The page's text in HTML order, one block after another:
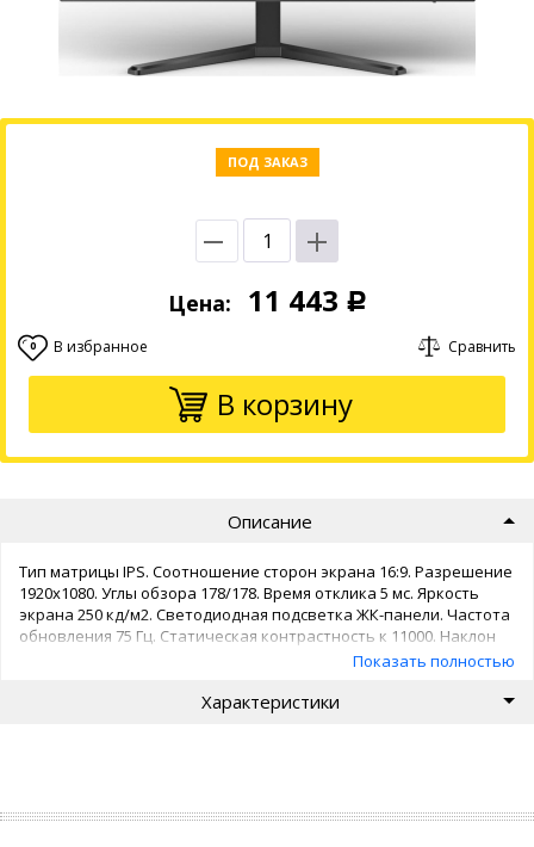
ПОД ЗАКАЗ
Цена: 11 443 Р
0 В избранное Сравнить
В корзину
Описание
Тип матрицы IPS. Соотношение сторон экрана 16:9. Разрешение
1920x1080. Углы обзора 178/178. Время отклика 5 мс. Яркость
экрана 250 кд/м2. Светодиодная подсветка ЖК-панели. Частота
обновления 75 Гц. Статическая контрастность к 11000. Наклон
экрана. Разъем HDMI Да. Количество разъемов HDMI 1. Версия
разъемов D-SUB 1. Тип блока питания внешний.
Показать полностью
Характеристики